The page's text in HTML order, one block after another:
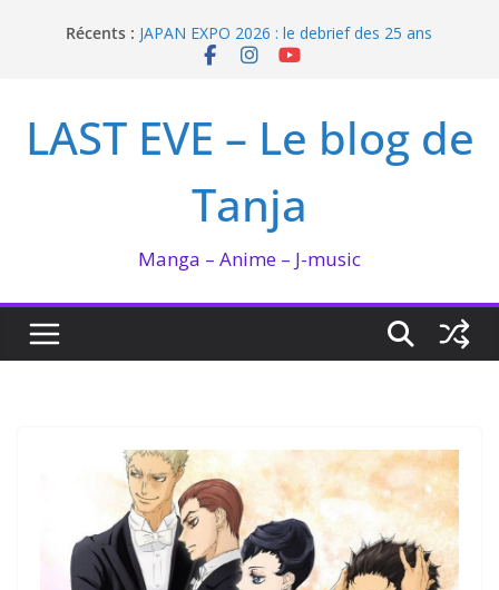
Récents : JAPAN EXPO 2026 : le debrief des 25 ans
Bilan lecture et visionnage de juillet 2026
Enomoto n’est pas un ange
LAST EVE – Le blog de
Tanja
Manga – Anime – J-music